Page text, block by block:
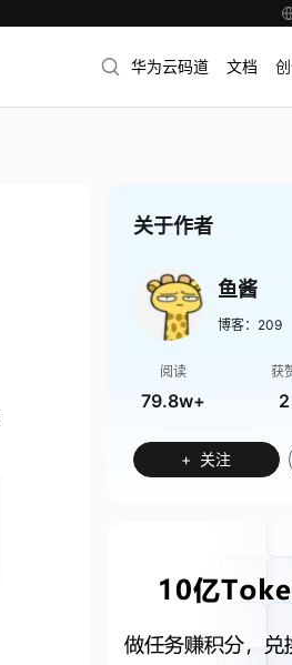
华为云码道 文档
关于作者
鱼酱
博客： 209
阅读
79.8w+
获
2
+ 关注